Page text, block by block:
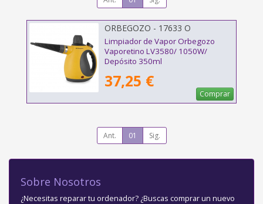
ORBEGOZO - 17633 O
Limpiador de Vapor Orbegozo
Vaporetino LV3580/ 1050W/
Depósito 350ml
37,25 €
Comprar
Ant. 01 Sig.
Sobre Nosotros
¿Necesitas reparar tu ordenador? ¿Buscas comprar un nuevo